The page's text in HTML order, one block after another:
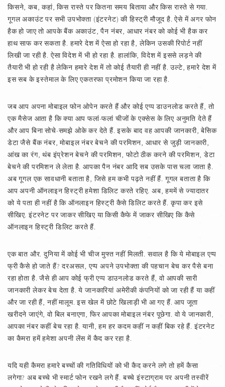
किसने, कब, कहां, किस रास्ते पर कितना समय बिताया और किस रास्ते से गया.
गूगल अकाउंट पर सभी उपभोक्ता (इंटरनेट) की हिस्ट्री मौजूद है. ऐसे में अगर फोन
हैक हो जाए तो आपके बैंक अकाउंट, पैन नंबर, आधार नंबर को कोई भी हैक कर
हाथ साफ कर सकता है. हमारे देश में ऐसा हो रहा है, लेकिन उसकी रिपोर्ट नहीं
लिखी जा रही है. ऐसा विदेश में भी हो रहा है. हालांकि, विदेश में इससे लड़ने की
तैयारी भी हो रही है लेकिन हमारे देश में तो कोई तैयारी ही नहीं है. उल्टे, हमारे देश में
इस सब के इस्तेमाल के लिए एकतरफा प्रमोशन किया जा रहा है.
जब आप अपना मोबाइल फोन ओपेन करते हैं और कोई एप्प डाउनलोड करते हैं, तो
एक मैसेज आता है कि क्या आप फलां-फलां चीजों के एक्सेस के लिए अनुमति देते हैं
और आप बिना सोचे-समझे ओके कर देते हैं. इसके बाद वह आपकी जानकारी, बेसिक
डेटा जैसे बैंक नंबर, मोबाइल नंबर बेचने की परमिशन, आधार से जुड़ी जानकारी,
आंख का रंग, थंब इंप्रेशन बेचने की परमिशन, फोटो ठीक करने की परमिशन, डेटा
बेचने की परमिशन ले लेता है. आपका पैन नंबर आदि सब उसके पास चला जाता है.
अब गूगल एक सावधानी बताता है, जिसे हम कभी पढ़ते नहीं हैं. गूगल बताता है कि
आप अपनी ऑनलाइन हिस्ट्री हमेशा डिलिट करते रहिए. अब, हममें से ज्यादातर
को ये पता ही नहीं है कि ऑनलाइन हिस्ट्री कैसे डिलिट करते हैं. कृपा कर इसे
सीखिए. इंटरनेट पर जाकर सीखिए या किसी कैफे में जाकर सीखिए कि कैसे
ऑनलाइन हिस्ट्री डिलिट करते हैं.
एक बात और. दुनिया में कोई भी चीज मुफ्त नहीं मिलती. सवाल है कि ये मोबाइल एप्प
फ्री कैसे हो जाते हैं? दरअसल, एप्प अपने उपभोक्ता की पहचान बेच कर पैसे बना
रहा होता है. जैसे ही आप कोई फ्री एप्प डाउनलोड करते हैं, वो आपकी सारी
जानकारी लेकर बेच देता है. ये जानकारियां अमेरीकी कंपनियों को जा रही हैं या कहीं
और जा रही हैं, नहीं मालूम. इस खेल में छोटे खिलाड़ी भी आ गए हैं. आप जूता
खरीदने जाएंगे, वो बिल बनाएगा, फिर आपका मोबाइल नंबर पूछेगा. वो ये जानकारी,
आपका नंबर कहीं बेच रहा है. यानी, हम हर कदम कहीं न कहीं बिक रहे हैं. इंटरनेट
का कैमरा हमें हमेशा अपनी लेंस में कैद कर रहा है.
यदि यही कैमरा हमारे बच्चों की गतिविधियों को भी कैद करने लगे तो हमें कैसा
लगेगा? अब बच्चे भी स्मार्ट फोन रखने लगे हैं. बच्चे इंस्टाग्राम पर अपनी तस्वीरें